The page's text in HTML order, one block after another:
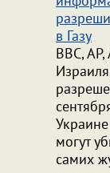
в Газу
BBC,
могут
самих